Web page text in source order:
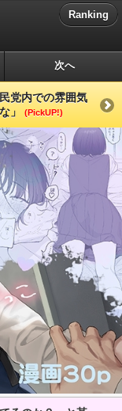
Ranking
次へ
党内での雰囲気
」
(PickUP!)